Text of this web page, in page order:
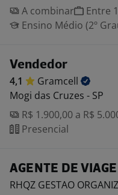
A combinar
Entre
Ensino Médio (2º
Vendedor
4,1
Gramcell
Mogi das Cruzes - SP
R$ 1.900,00 a R$
Presencial
AGENTE DE
RHQZ GESTAO